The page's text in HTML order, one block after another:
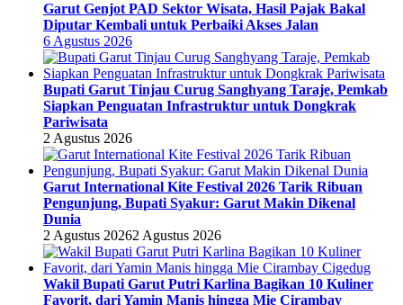
Garut Genjot PAD Sektor Wisata, Hasil Pajak Bakal
Diputar Kembali untuk Perbaiki Akses Jalan
6 Agustus 2026
Bupati Garut Tinjau Curug Sanghyang Taraje, Pemkab
Siapkan Penguatan Infrastruktur untuk Dongkrak
Pariwisata
2 Agustus 2026
Garut International Kite Festival 2026 Tarik Ribuan
Pengunjung, Bupati Syakur: Garut Makin Dikenal
Dunia
2 Agustus 20262 Agustus 2026
Wakil Bupati Garut Putri Karlina Bagikan 10 Kuliner
Favorit, dari Yamin Manis hingga Mie Cirambay